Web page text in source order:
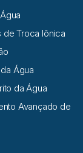
de Troca Iônica
Água
da Água
Avançado de